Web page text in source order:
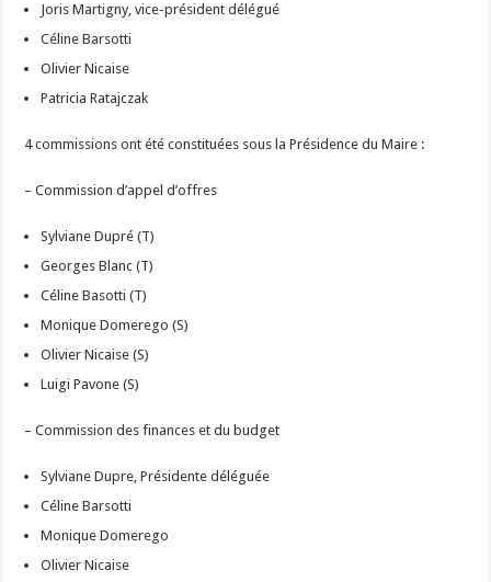
Joris Martigny, vice-président délégué
Céline Barsotti
Olivier Nicaise
Patricia Ratajczak
4 commissions ont été constituées sous la Présidence du Maire :
– Commission d’appel d’offres
Sylviane Dupré (T)
Georges Blanc (T)
Céline Basotti (T)
Monique Domerego (S)
Olivier Nicaise (S)
Luigi Pavone (S)
– Commission des finances et du budget
Sylviane Dupre, Présidente déléguée
Céline Barsotti
Monique Domerego
Olivier Nicaise